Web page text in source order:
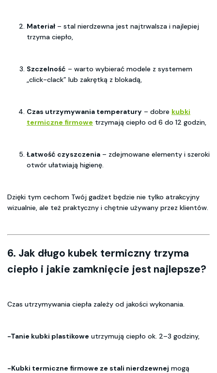
Materiał – stal nierdzewna jest najtrwalsza i najlepiej
trzyma ciepło,
Szczelność – warto wybierać modele z systemem
„click-clack” lub zakrętką z blokadą,
Czas utrzymywania temperatury – dobre kubki
termiczne firmowe trzymają ciepło od 6 do 12 godzin,
Łatwość czyszczenia – zdejmowane elementy i szeroki
otwór ułatwiają higienę.
Dzięki tym cechom Twój gadżet będzie nie tylko atrakcyjny
wizualnie, ale też praktyczny i chętnie używany przez klientów.
6. Jak długo kubek termiczny trzyma
ciepło i jakie zamknięcie jest najlepsze?
Czas utrzymywania ciepła zależy od jakości wykonania.
-Tanie kubki plastikowe utrzymują ciepło ok. 2–3 godziny,
-Kubki termiczne firmowe ze stali nierdzewnej mogą